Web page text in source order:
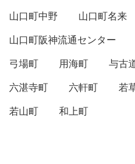
山口町中野
山口町名来
山口町阪神流通センター
弓場町
用海町 与古
六湛寺町
六軒町 若
若山町
和上町